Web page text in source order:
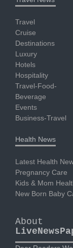
Travel
Cruise
Destinations
Luxury
Hotels
Hospitality
Travel-Food-
Beverage
Events
Business-Travel
Health News
Latest Health
Pregnancy Care
Kids & Mom
New Born Baby
About